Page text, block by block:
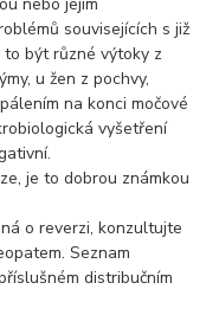
nebo jejím
souvisejících s již
to být různé výtoky z
u žen z pochvy,
na konci močové
vyšetření
je to dobrou známkou
o reverzi, konzultujte
Seznam
distribučním